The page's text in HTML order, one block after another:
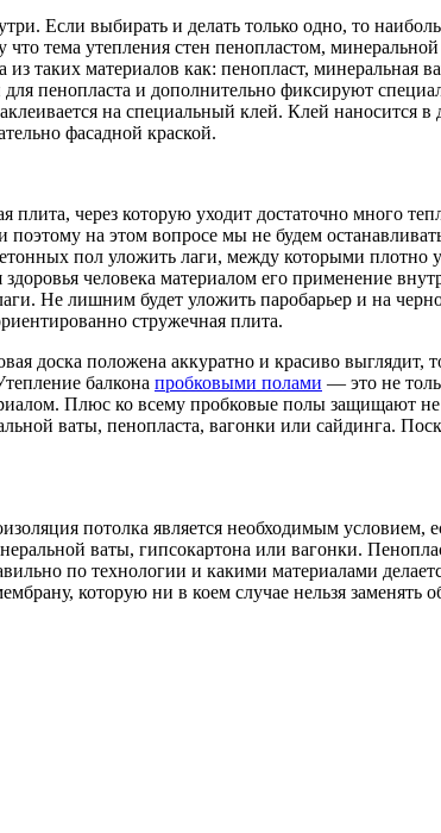
Если выбирать и делать только одно, то
тема утепления стен пенопластом,
таких материалов как: пенопласт, минеральная
пенопласта и дополнительно фиксируют
на специальный клей. Клей наносится
фасадной краской.
через которую уходит достаточно много
поэтому на этом вопросе мы не будем
пол уложить лаги, между которыми плотно
человека материалом его применение
Не лишним будет уложить паробарьер и на
стружечная плита.
доска положена аккуратно и красиво выглядит,
балкона пробковыми полами — это не
Плюс ко всему пробковые полы защищают
ваты, пенопласта, вагонки или сайдинга.
потолка является необходимым условием,
ваты, гипсокартона или вагонки.
по технологии и какими материалами
которую ни в коем случае нельзя заменять